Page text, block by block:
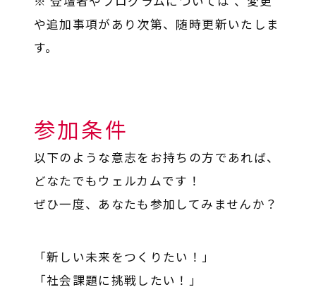
や追加事項があり次第、随時更新いたしま
す。
参加条件
以下のような意志をお持ちの方であれば、
どなたでもウェルカムです！
ぜひ一度、あなたも参加してみませんか？
「新しい未来をつくりたい！」
「社会課題に挑戦したい！」